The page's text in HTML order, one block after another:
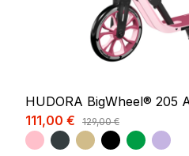
HUDORA BigWheel® 205
Verkaufspreis:
111,00 € Regulärer Preis:
129,00 €